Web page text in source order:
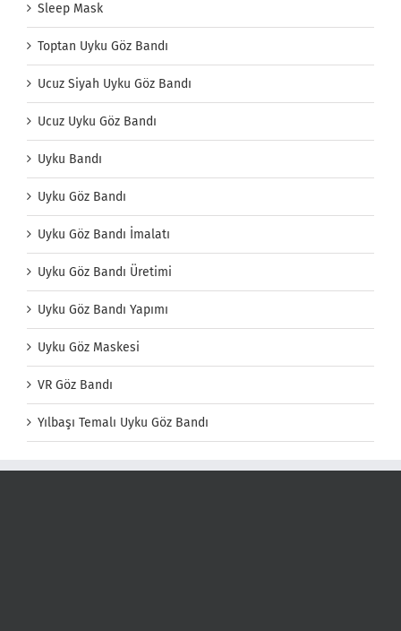
Sleep Mask
Toptan Uyku Göz Bandı
Ucuz Siyah Uyku Göz Bandı
Ucuz Uyku Göz Bandı
Uyku Bandı
Uyku Göz Bandı
Uyku Göz Bandı İmalatı
Uyku Göz Bandı Üretimi
Uyku Göz Bandı Yapımı
Uyku Göz Maskesi
VR Göz Bandı
Yılbaşı Temalı Uyku Göz Bandı